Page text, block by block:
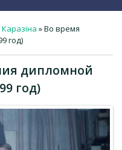
» Во время
год)
дипломной
год)